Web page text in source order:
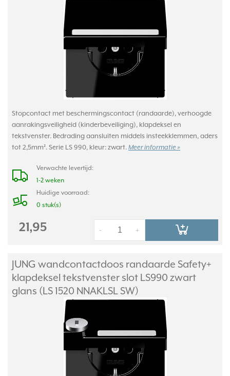
Stopcontact met beschermingscontact (randaarde), verhoogde
aanrakingsveiligheid (kinderbeveiliging), klapdeksel en
tekstvenster. Bedrading aansluiten middels insteekklemmen, aders
tot 2,5mm². Serie LS 990, kleur: zwart. Meer informatie »
Verwachte levertijd:
1-2 weken
Huidige voorraad:
0 stuk(s)
21,95 +
-
JUNG wandcontactdoos randaarde Safety+
klapdeksel tekstvenster slot LS990 zwart
glans (LS 1520 NNAKLSL SW)